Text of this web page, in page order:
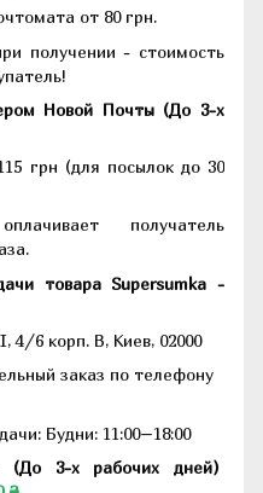
от 80 грн.
получении - стоимость
Новой Почты (До 3-х
грн (для посылок до 30
получатель
товара Supersumka -
4/6 корп. В, Киев, 02000
заказ по телефону
Будни: 11:00–18:00
3-х рабочих дней)